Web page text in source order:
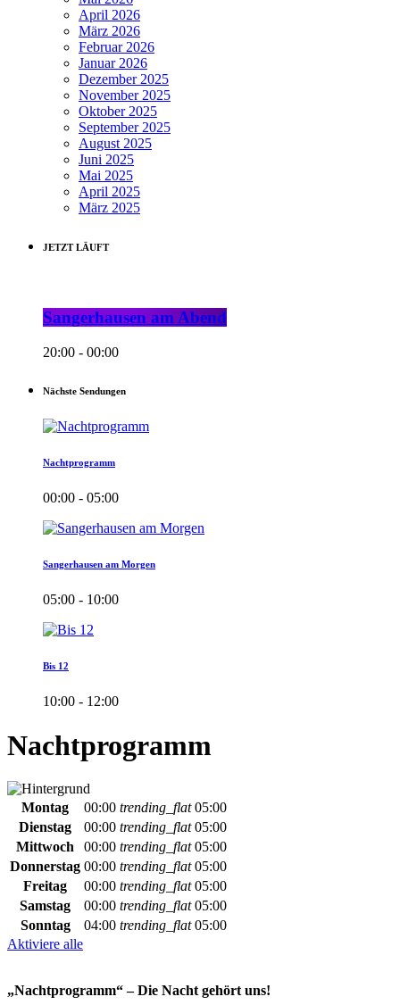
April 2026
März 2026
Februar 2026
Januar 2026
Dezember 2025
November 2025
Oktober 2025
September 2025
August 2025
Juni 2025
Mai 2025
April 2025
März 2025
JETZT LÄUFT
Sangerhausen am Abend
20:00 - 00:00
Nächste Sendungen
Nachtprogramm
00:00 - 05:00
Sangerhausen am Morgen
05:00 - 10:00
Bis 12
10:00 - 12:00
Nachtprogramm
Montag 00:00 trending_flat 05:00
Dienstag
00:00 trending_flat 05:00
Mittwoch
00:00 trending_flat 05:00
Donnerstag 00:00 trending_flat 05:00
Freitag
00:00 trending_flat 05:00
Samstag
00:00 trending_flat 05:00
Sonntag
04:00 trending_flat 05:00
Aktiviere alle
„Nachtprogramm“ – Die Nacht gehört uns!